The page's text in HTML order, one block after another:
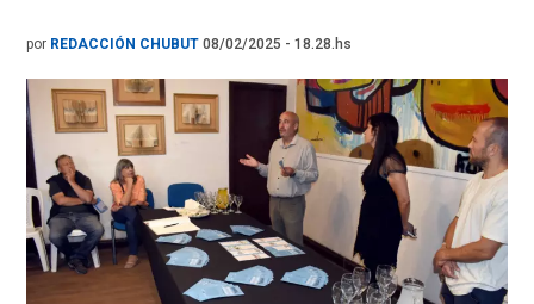
por REDACCIÓN CHUBUT 08/02/2025 - 18.28.hs